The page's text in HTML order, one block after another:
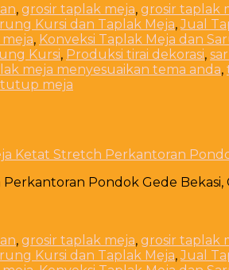
, grosir taplak meja, grosir taplak
Kursi dan Taplak Meja,Jual
, Konveksi Taplak Meja dan
Kursi, Produksi tirai dekorasi,
meja menyesuaikan tema anda,
tutup meja
Ketat Stretch Perkantoran
Pondok Gede Bekasi,
, grosir taplak meja, grosir taplak
Kursi dan Taplak Meja,Jual